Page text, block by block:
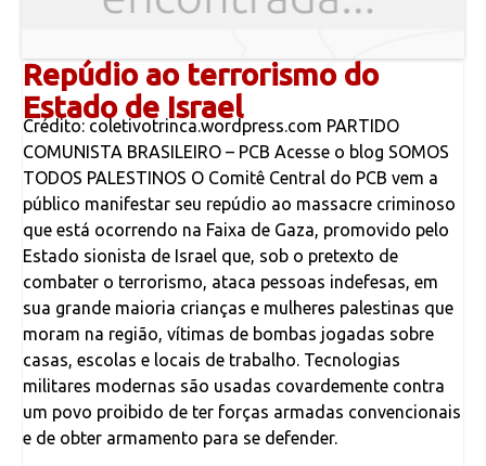
Repúdio ao terrorismo do
Estado de Israel
Crédito: coletivotrinca.wordpress.com PARTIDO
COMUNISTA BRASILEIRO – PCB Acesse o blog SOMOS
TODOS PALESTINOS O Comitê Central do PCB vem a
público manifestar seu repúdio ao massacre criminoso
que está ocorrendo na Faixa de Gaza, promovido pelo
Estado sionista de Israel que, sob o pretexto de
combater o terrorismo, ataca pessoas indefesas, em
sua grande maioria crianças e mulheres palestinas que
moram na região, vítimas de bombas jogadas sobre
casas, escolas e locais de trabalho. Tecnologias
militares modernas são usadas covardemente contra
um povo proibido de ter forças armadas convencionais
e de obter armamento para se defender.